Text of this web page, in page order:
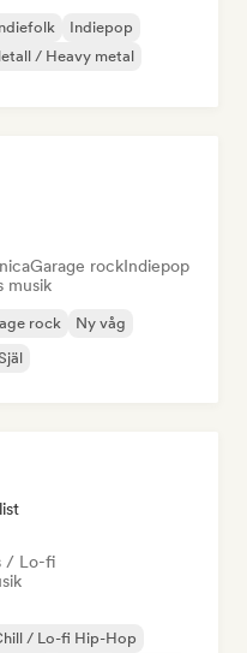
Indiepop
/ Heavy metal
Garage rockIndiepop
musik
rock
Ny våg
/ Lo-fi
/ Lo-fi Hip-Hop